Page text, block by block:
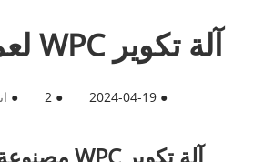
آلة تكوير WPC لعملاء أوروبا
●
2024-04-19
●
2
●